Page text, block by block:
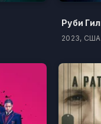
2023, США